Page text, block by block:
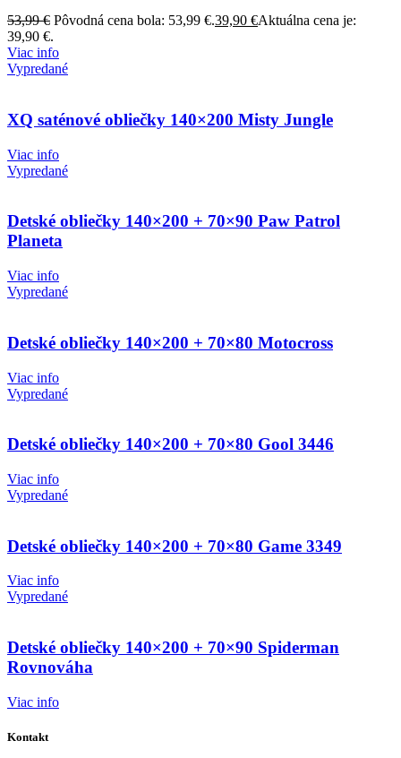
53,99€ Pôvodná cena bola: 53,99 €.39,90 €Aktuálna cena je:
39,90 €.
Viac info
Vypredané
XQ saténové obliečky 140×200 Misty Jungle
Viac info
Vypredané
Detské obliečky 140×200 + 70×90 Paw Patrol
Planeta
Viac info
Vypredané
Detské obliečky 140×200 + 70×80 Motocross
Viac info
Vypredané
Detské obliečky 140×200 + 70×80 Gool 3446
Viac info
Vypredané
Detské obliečky 140×200 + 70×80 Game 3349
Viac info
Vypredané
Detské obliečky 140×200 + 70×90 Spiderman
Rovnováha
Viac info
Kontakt